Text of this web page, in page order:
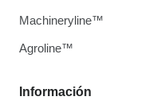
Información
Machineryline™
Agroline™